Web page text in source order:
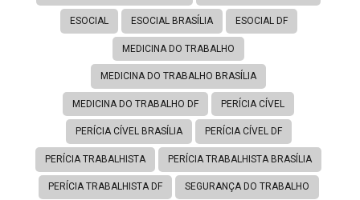
ESOCIAL ESOCIAL BRASÍLIA ESOCIAL DF
MEDICINA DO TRABALHO
MEDICINA DO TRABALHO BRASÍLIA
MEDICINA DO TRABALHO DF PERÍCIA CÍVEL
PERÍCIA CÍVEL BRASÍLIA PERÍCIA CÍVEL DF
PERÍCIA TRABALHISTA PERÍCIA TRABALHISTA BRASÍLIA
PERÍCIA TRABALHISTA DF SEGURANÇA DO TRABALHO